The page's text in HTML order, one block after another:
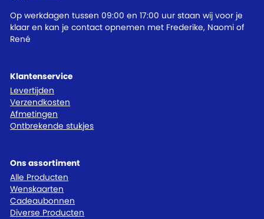
Klantenservice
Levertijden
Verzendkosten
Afmetingen
Ontbrekende stukjes
Ons assortiment
Alle Producten
Wenskaarten
Cadeaubonnen
Diverse Producten
Op werkdagen tussen 09:00 en 17:00 uur staan wij voor je
klaar en kan je contact opnemen met Frederike, Naomi of
René